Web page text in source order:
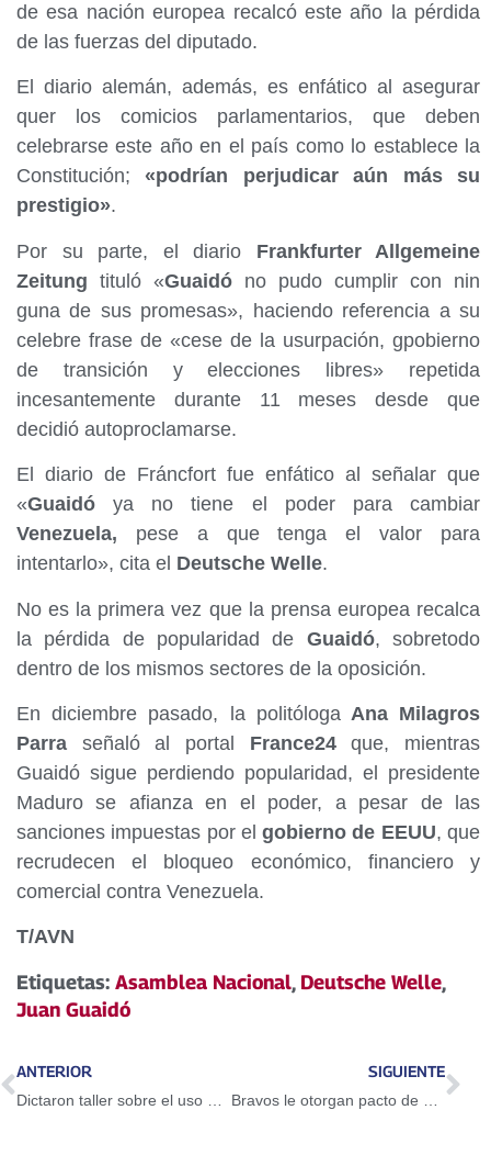
de esa nación europea recalcó este año la pérdida
de las fuerzas del diputado.
El diario alemán, además, es enfático al asegurar
quer los comicios parlamentarios, que deben
celebrarse este año en el país como lo establece la
Constitución; «podrían perjudicar aún más su
prestigio».
Por su parte, el diario Frankfurter Allgemeine
Zeitung tituló «Guaidó no pudo cumplir con nin
guna de sus promesas», haciendo referencia a su
celebre frase de «cese de la usurpación, gpobierno
de transición y elecciones libres» repetida
incesantemente durante 11 meses desde que
decidió autoproclamarse.
El diario de Fráncfort fue enfático al señalar que
«Guaidó ya no tiene el poder para cambiar
Venezuela, pese a que tenga el valor para
intentarlo», cita el Deutsche Welle.
No es la primera vez que la prensa europea recalca
la pérdida de popularidad de Guaidó, sobretodo
dentro de los mismos sectores de la oposición.
En diciembre pasado, la politólogaAna Milagros
Parra señaló al portal France24que, mientras
Guaidó sigue perdiendo popularidad, el presidente
Maduro se afianza en el poder, a pesar de las
sanciones impuestas por elgobierno de EEUU, que
recrudecen el bloqueo económico, financiero y
comercial contra Venezuela.
T/AVN
Etiquetas: Asamblea Nacional, Deutsche Welle,
Juan Guaidó
ANTERIOR SIGUIENTE